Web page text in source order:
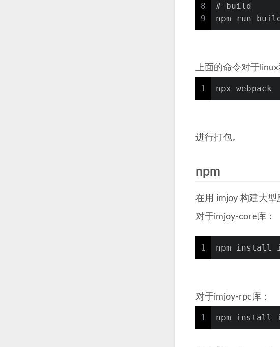
8
9
# build
npm run
上面的命令对于
1 npx webpack
进行打包。
npm
在用 imjoy 构建大型
对于imjoy-core库：
1 npm install
对于imjoy-rpc库：
1 npm install